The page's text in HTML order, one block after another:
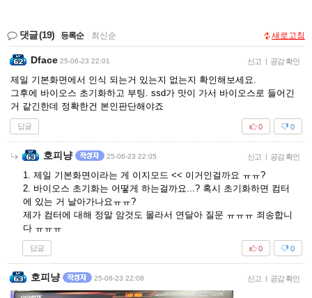
댓글(19) 등록순 최신순 새로고침
Dface 25-06-23 22:01 신고 | 공감 확인
제일 기본화면에서 인식 되는거 있는지 없는지 확인해보세요.
그후에 바이오스 초기화하고 부팅. ssd가 맛이 가서 바이오스로 들어긴
거 같긴한데 정확한건 본인판단해야죠
답글 0
0
호피냥 25-06-23 22:05 신고 | 공감 확인
1. 제일 기본화면이라는 게 이지모드 << 이거인걸까요 ㅠㅠ?
2. 바이오스 초기화는 어떻게 하는걸까요...? 혹시 초기화하면 컴터
에 있는 거 날아가나요ㅠㅠ?
제가 컴터에 대해 정말 암것도 몰라서 연달아 질문 ㅠㅠㅠ 죄송합니
다 ㅠㅠㅠ
답글 0
0
호피냥 25-06-23 22:08 신고 | 공감 확인